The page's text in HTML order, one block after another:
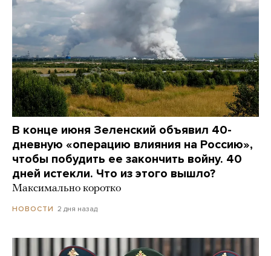
В конце июня Зеленский объявил 40-
дневную «операцию влияния на Россию»,
чтобы побудить ее закончить войну. 40
дней истекли. Что из этого вышло?
Максимально коротко
НОВОСТИ 2 дня назад